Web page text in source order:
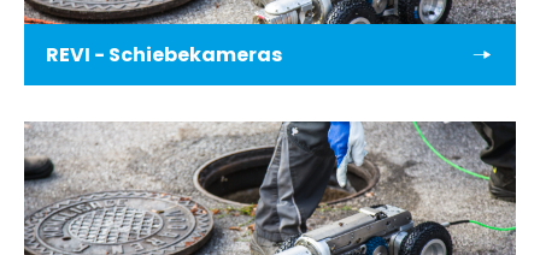
REVI - Schiebekameras